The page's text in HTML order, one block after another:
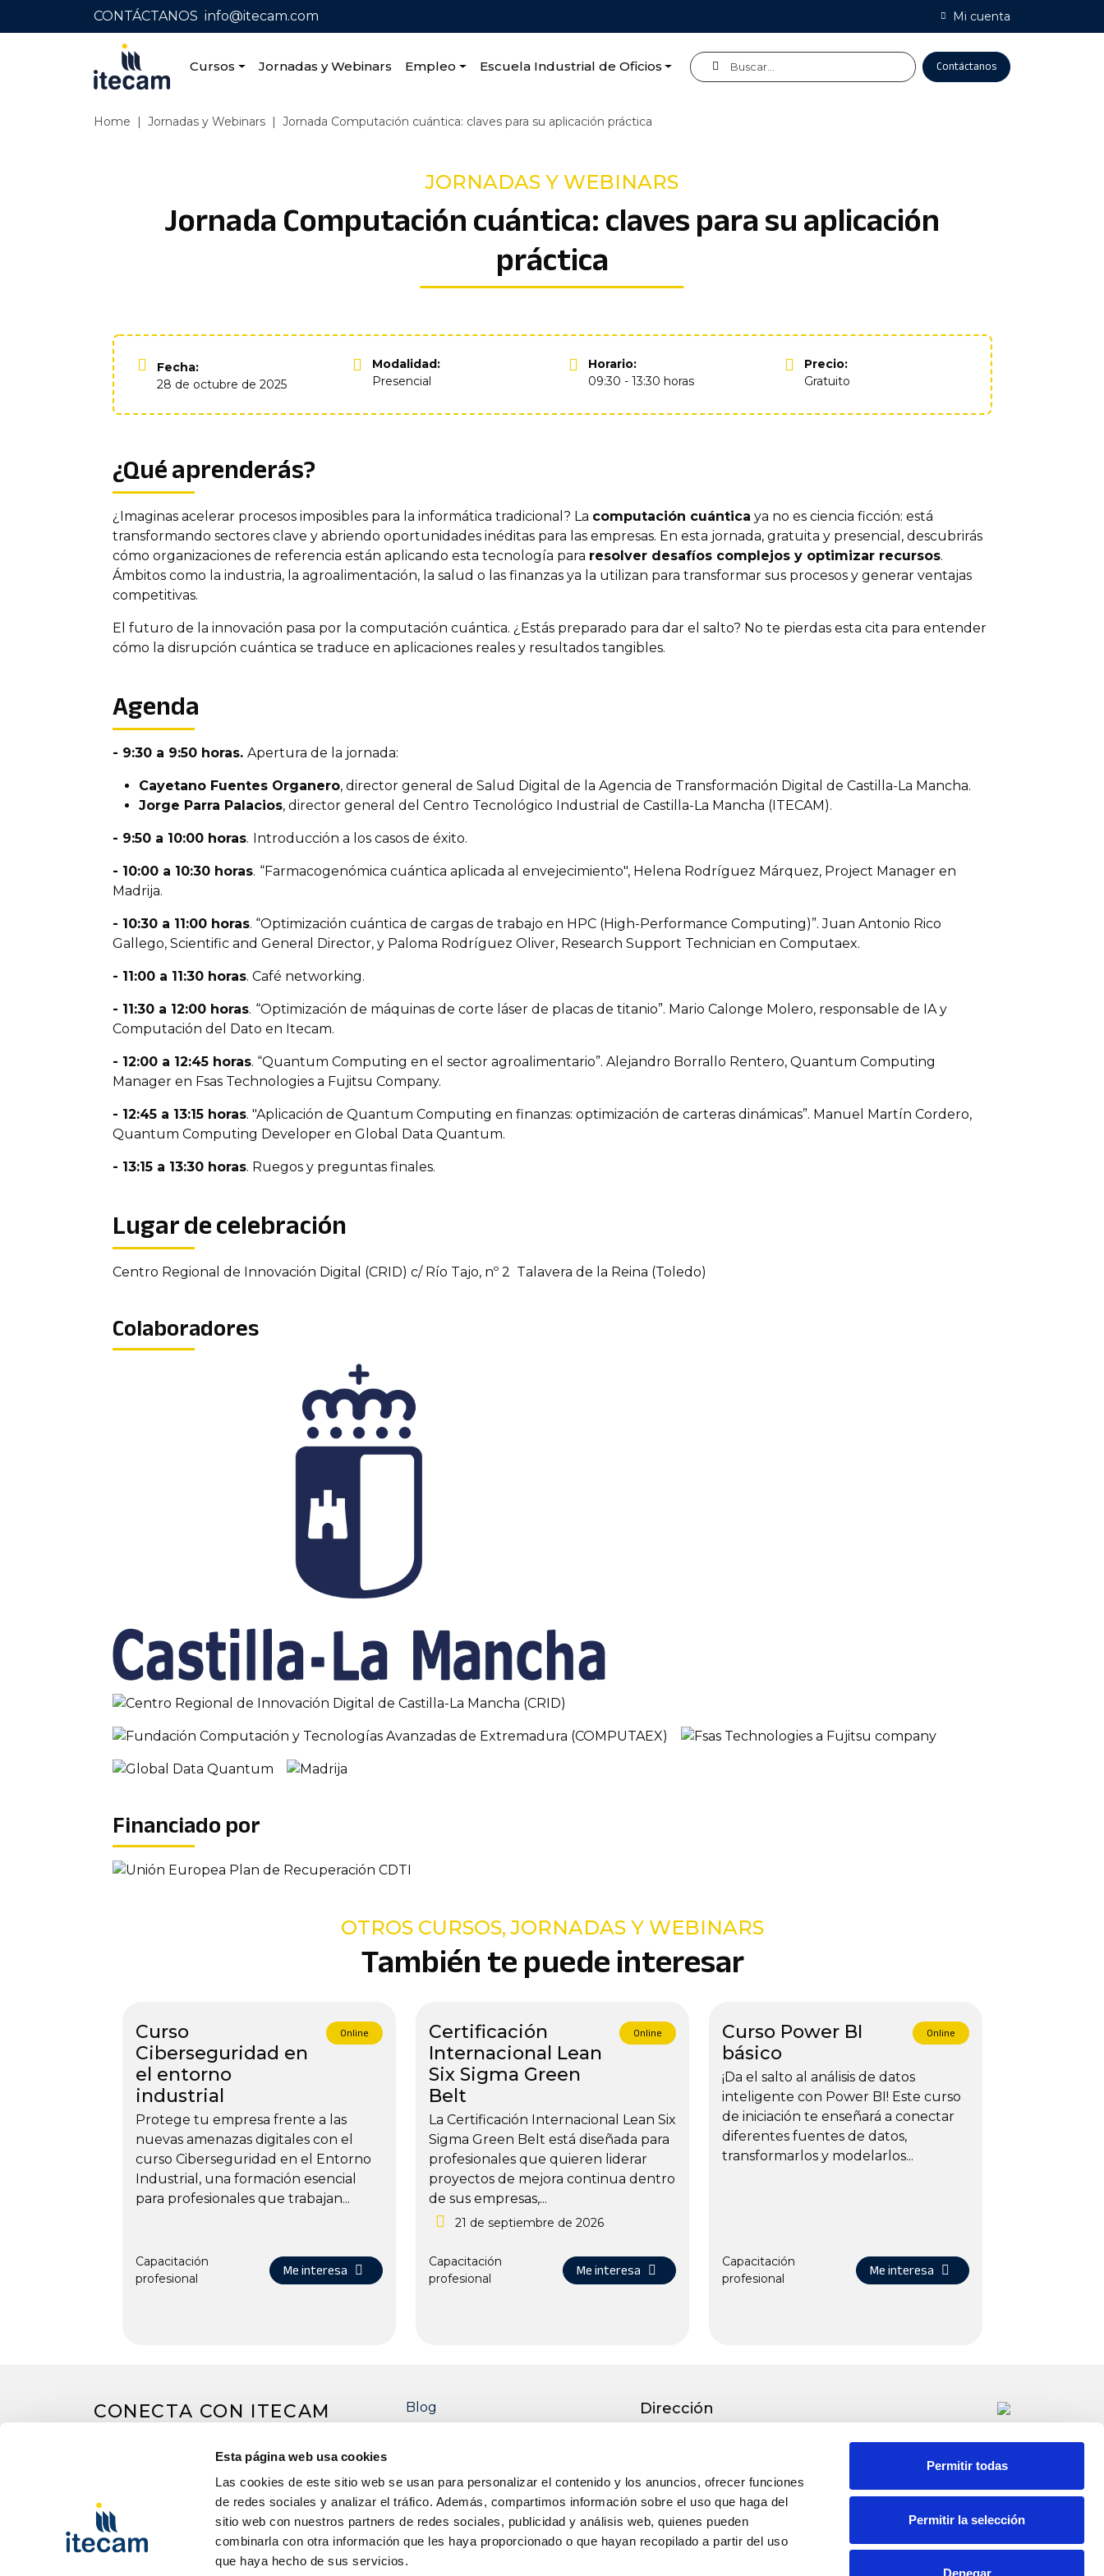
Esta página web usa cookies
Las cookies de este sitio web se usan para personalizar el contenido y los anuncios, ofrecer funciones
de redes sociales y analizar el tráfico. Además, compartimos información sobre el uso que haga del
sitio web con nuestros partners de redes sociales, publicidad y análisis web, quienes pueden
combinarla con otra información que les haya proporcionado o que hayan recopilado a partir del uso
que haya hecho de sus servicios.
Permitir todas
Permitir la selección
Denegar
CONTÁCTANOS info@itecam.com Mi cuenta
Cursos Jornadas y Webinars Empleo Escuela Industrial de Oficios Contáctanos
Home | Jornadas y Webinars | Jornada Computación cuántica: claves para su aplicación práctica
JORNADAS Y WEBINARS
Jornada Computación cuántica: claves para su aplicación
práctica
Fecha:
28 de octubre de 2025
Modalidad:
Presencial
Horario:
09:30 - 13:30 horas
Precio:
Gratuito
¿Qué aprenderás?
¿Imaginas acelerar procesos imposibles para la informática tradicional? La computación cuántica ya no es ciencia ficción: está
transformando sectores clave y abriendo oportunidades inéditas para las empresas. En esta jornada, gratuita y presencial, descubrirás
cómo organizaciones de referencia están aplicando esta tecnología para resolver desafíos complejos y optimizar recursos.
Ámbitos como la industria, la agroalimentación, la salud o las finanzas ya la utilizan para transformar sus procesos y generar ventajas
competitivas.
El futuro de la innovación pasa por la computación cuántica. ¿Estás preparado para dar el salto? No te pierdas esta cita para entender
cómo la disrupción cuántica se traduce en aplicaciones reales y resultados tangibles.
Agenda
- 9:30 a 9:50 horas. Apertura de la jornada:
Cayetano Fuentes Organero, director general de Salud Digital de la Agencia de Transformación Digital de Castilla-La Mancha.
Jorge Parra Palacios, director general del Centro Tecnológico Industrial de Castilla-La Mancha (ITECAM).
- 9:50 a 10:00 horas. Introducción a los casos de éxito.
- 10:00 a 10:30 horas. “Farmacogenómica cuántica aplicada al envejecimiento", Helena Rodríguez Márquez, Project Manager en
Madrija.
- 10:30 a 11:00 horas. “Optimización cuántica de cargas de trabajo en HPC (High-Performance Computing)”. Juan Antonio Rico
Gallego, Scientific and General Director, y Paloma Rodríguez Oliver, Research Support Technician en Computaex.
- 11:00 a 11:30 horas. Café networking.
- 11:30 a 12:00 horas. “Optimización de máquinas de corte láser de placas de titanio”. Mario Calonge Molero, responsable de IA y
Computación del Dato en Itecam.
- 12:00 a 12:45 horas. “Quantum Computing en el sector agroalimentario”. Alejandro Borrallo Rentero, Quantum Computing
Manager en Fsas Technologies a Fujitsu Company.
- 12:45 a 13:15 horas. "Aplicación de Quantum Computing en finanzas: optimización de carteras dinámicas”. Manuel Martín Cordero,
Quantum Computing Developer en Global Data Quantum.
- 13:15 a 13:30 horas. Ruegos y preguntas finales.
Lugar de celebración
Centro Regional de Innovación Digital (CRID) c/ Río Tajo, nº 2 Talavera de la Reina (Toledo)
Colaboradores
Financiado por
OTROS CURSOS, JORNADAS Y WEBINARS
También te puede interesar
Curso
Ciberseguridad en
el entorno
industrial
Online
Protege tu empresa frente a las
nuevas amenazas digitales con el
curso Ciberseguridad en el Entorno
Industrial, una formación esencial
para profesionales que trabajan...
Capacitación
profesional
Me interesa
Certificación
Internacional Lean
Six Sigma Green
Belt
Online
La Certificación Internacional Lean Six
Sigma Green Belt está diseñada para
profesionales que quieren liderar
proyectos de mejora continua dentro
de sus empresas,...
21 de septiembre de 2026
Capacitación
profesional
Me interesa
Curso Power BI
básico
Online
¡Da el salto al análisis de datos
inteligente con Power BI! Este curso
de iniciación te enseñará a conectar
diferentes fuentes de datos,
transformarlos y modelarlos...
Capacitación
profesional
Me interesa
CONECTA CON ITECAM Blog Dirección
Teléfono
+34 926 50 64 50